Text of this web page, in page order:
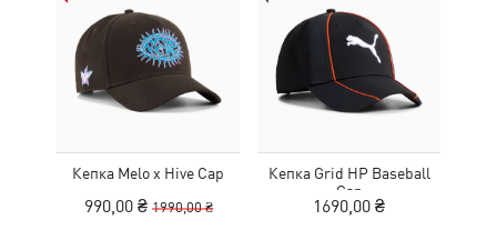
Кепка Melo x Hive Cap
990,00 ₴ 1990,00 ₴
Кепка Grid HP Baseball
Cap
1690,00 ₴